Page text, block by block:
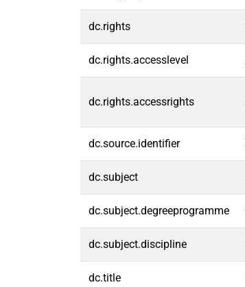
dc.rights
dc.rights.accesslevel
dc.rights.accessrights
dc.source.identifier
dc.subject
dc.subject.degreeprogramme
dc.subject.discipline
dc.title